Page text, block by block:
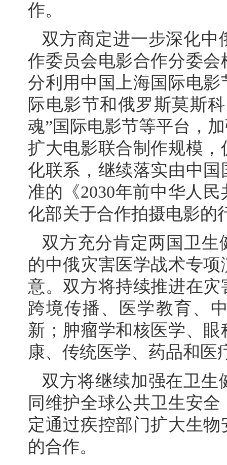
作。
双方商定进一步深化中
作委员会电影合作分委
分利用中国上海国际电
际电影节和俄罗斯莫斯
魂”国际电影节等平台，
扩大电影联合制作规模
化联系，继续落实由中
准的《2030年前中华人
化部关于合作拍摄电影的
双方充分肯定两国卫生
的中俄灾害医学战术专
意。双方将持续推进在
跨境传播、医学教育、
新；肿瘤学和核医学、
康、传统医学、药品和医
双方将继续加强在卫生
同维护全球公共卫生安
定通过疾控部门扩大生
的合作。